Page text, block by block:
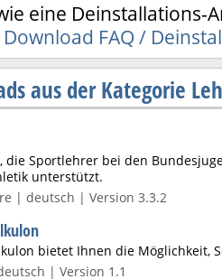
eine Deinstallations-
Download FAQ /
aus der Kategorie
die Sportlehrer bei den
unterstützt.
| deutsch | Version 3.3.2
bietet Ihnen die Möglichkeit,
| Version 1.1